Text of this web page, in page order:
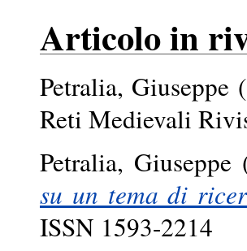
Articolo in
Petralia, Giuseppe
Reti Medievali
Petralia, Giuseppe
su un tema di
ISSN 1593-2214